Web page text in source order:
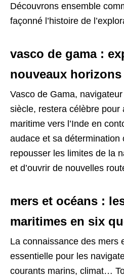
Découvrons ensemble
façonné l’histoire de
vasco de gama :
nouveaux horizons
Vasco de Gama,
siècle, restera célèbre pour
maritime vers l’Inde en
audace et sa détermination
repousser les limites de la
et d’ouvrir de nouvelles
mers et océans :
maritimes en six
La connaissance des mers
essentielle pour les
courants marins, climat…